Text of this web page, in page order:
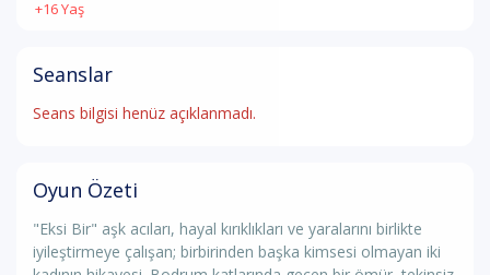
+16 Yaş
Seanslar
Seans bilgisi henüz açıklanmadı.
Oyun Özeti
"Eksi Bir" aşk acıları, hayal kırıklıkları ve yaralarını birlikte
iyileştirmeye çalışan; birbirinden başka kimsesi olmayan iki